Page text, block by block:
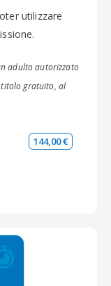
utilizzare
adulto autorizzato
titolo gratuito, al
144,00 €